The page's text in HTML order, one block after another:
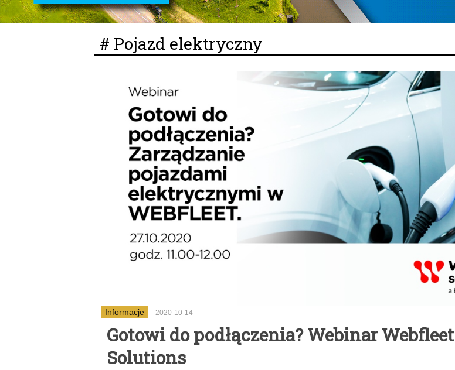
# Pojazd elektryczny
Informacje 2020-10-14
Gotowi do podłączenia? Webinar Webfleet
Solutions